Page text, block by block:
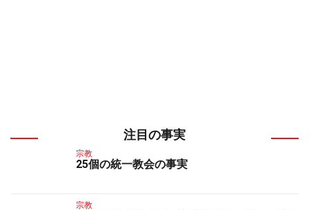
注目の事実
宗教
25個の統一教会の事実
宗教